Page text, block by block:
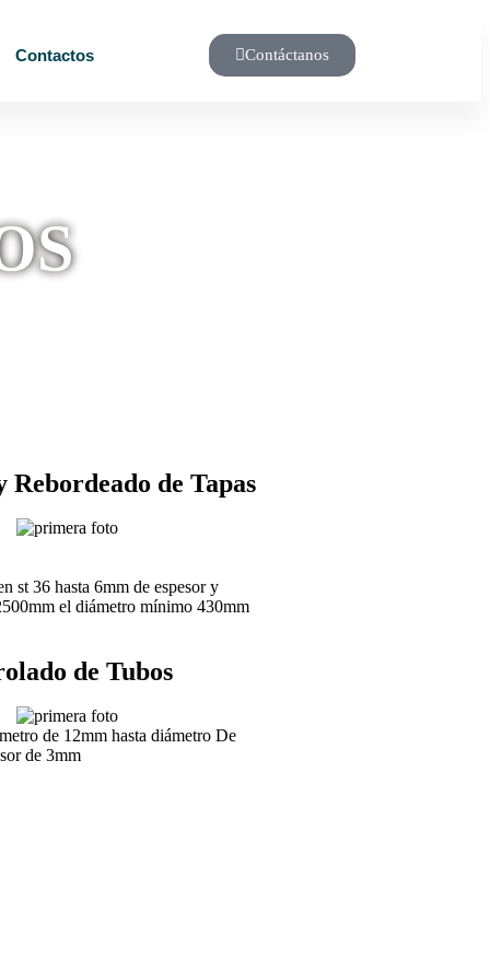
Contactos Contáctanos
Rebordeado de Tapas
st 36 hasta 6mm de espesor y
el diámetro mínimo 430mm
de Tubos
de 12mm hasta diámetro De
de 3mm